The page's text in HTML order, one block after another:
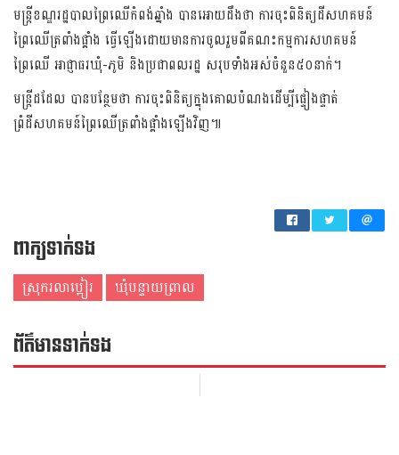
មន្ត្រី​ខណ្ឌរ​ដ្ឋបាល​ព្រៃឈើ​កំពង់​ឆ្នាំង បាន​អោយ​ដឹង​ថា ការចុះ​ពិនិត្យ​ដី​សហគមន៍​
ព្រៃ​ឈើត្រពាំង​ផ្គាំង​ ធ្វើឡើង​ដោយ​មាន​ការ​ចូល​រួម​ពី​គណះ​កម្មការ​សហគមន៍​
ព្រៃឈើ អាជ្ញាធរ​ឃុំ-ភូមិ និង​ប្រជា​ពលរដ្ឋ សរុប​ទាំងអស់​ចំនួន​៥០នាក់​។
មន្ត្រីដដែល បានបន្ថែមថា ការចុះពិនិត្យក្នុងគោលបំណងដើម្បីផ្ទៀងផ្ទាត់
ព្រំដីសហគមន៍ព្រៃឈើត្រពាំងផ្គាំងឡើងវិញ៕
ពាក្យទាក់ទង
ស្រុករលាប្អៀរ ឃុំបន្ទាយ​ព្រាល
ព័ត៌មាន​ទាក់​ទង